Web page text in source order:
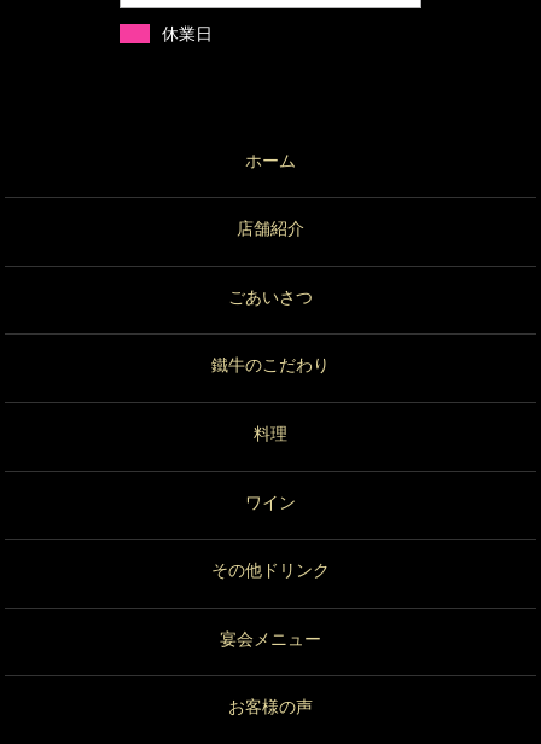
休業日
ホーム
店舗紹介
ごあいさつ
鐵牛のこだわり
料理
ワイン
その他ドリンク
宴会メニュー
お客様の声